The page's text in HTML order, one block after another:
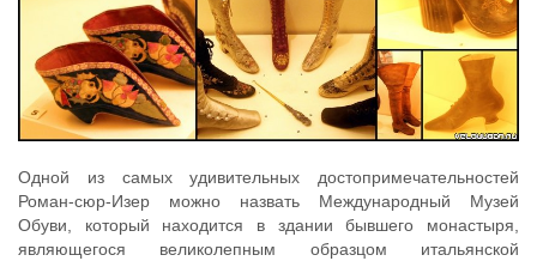
Одной из самых удивительных достопримечательностей
Роман-сюр-Изер можно назвать Международный Музей
Обуви, который находится в здании бывшего монастыря,
являющегося великолепным образцом итальянской